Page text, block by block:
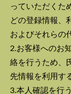
っていただくた
どの登録情報、
およびそれらの
2.お客様へのお
絡を行うため、
先情報を利用す
3.本人確認を行